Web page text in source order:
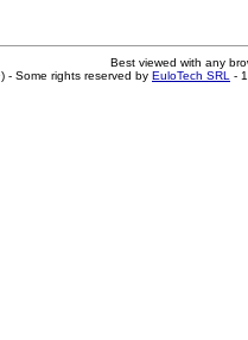
Best viewed with any
- Some rights reserved by EuloTech SRL -